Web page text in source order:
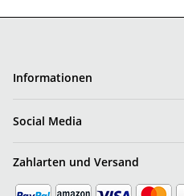
Informationen
Social Media
Zahlarten und Versand